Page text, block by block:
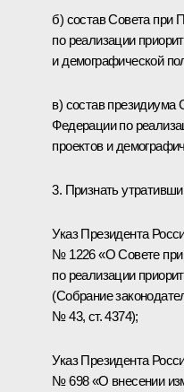
б) состав Совета при
по реализации
и демографической
в) состав президиума
Федерации по
проектов и
3. Признать
Указ Президента
№ 1226 «О Совете при
по реализации
(Собрание
№ 43, ст. 4374);
Указ Президента
№ 698 «О внесении